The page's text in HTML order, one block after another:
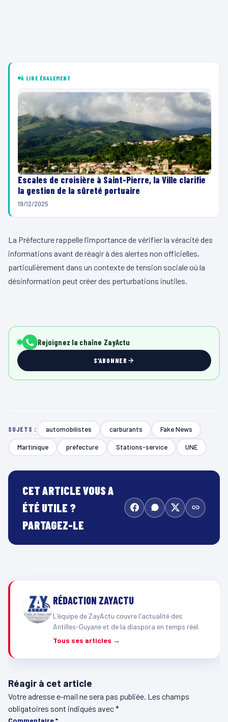
À LIRE ÉGALEMENT
Escales de croisière à Saint-Pierre, la Ville clarifie
la gestion de la sûreté portuaire
19/12/2025
La Préfecture rappelle l’importance de vérifier la véracité des
informations avant de réagir à des alertes non officielles,
particulièrement dans un contexte de tension sociale où la
désinformation peut créer des perturbations inutiles.
Rejoignez la chaîne ZayActu
S'ABONNER
SUJETS : automobilistes carburants Fake News
Martinique préfecture Stations-service UNE
CET ARTICLE VOUS A
ÉTÉ UTILE ?
PARTAGEZ-LE
RÉDACTION ZAYACTU
L'équipe de ZayActu couvre l'actualité des
Antilles-Guyane et de la diaspora en temps réel.
Tous ses articles →
Réagir à cet article
Votre adresse e-mail ne sera pas publiée. Les champs
obligatoires sont indiqués avec*
Commentaire*